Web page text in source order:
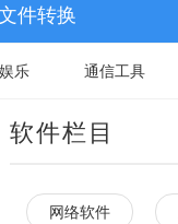
件转换
乐 通信工具
软件栏目
网络软件